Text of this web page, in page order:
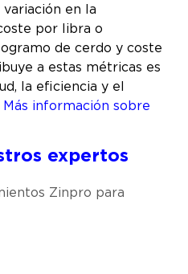
en la
por libra o
de cerdo y coste
a estas métricas es
la eficiencia y el
Más información sobre
expertos
Zinpro para